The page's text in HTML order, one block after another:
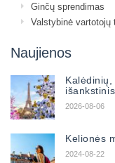
Ginčų sprendimas
Valstybinė vartotojų
Naujienos
2026-08-06
Kelionės
2024-08-22